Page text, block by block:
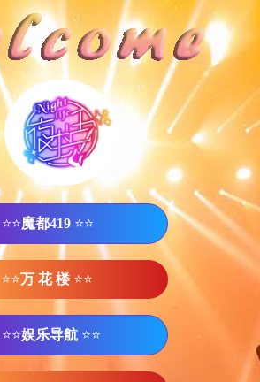
⭐⭐魔都419 ⭐⭐
⭐⭐万 花 楼 ⭐⭐
⭐⭐娱乐导航 ⭐⭐